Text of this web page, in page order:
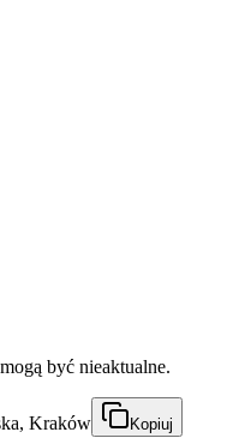
być nieaktualne.
Kraków Kopiuj